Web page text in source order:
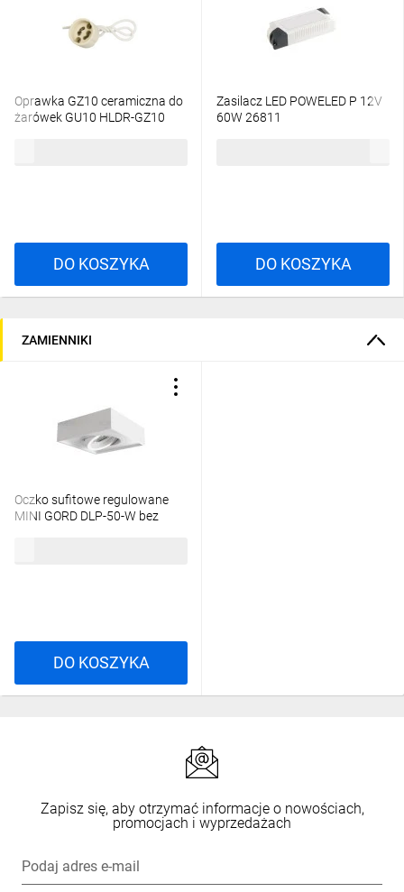
Oprawka GZ10 ceramiczna do
żarówek GU10 HLDR-GZ10
DO KOSZYKA
Zasilacz LED POWELED P 12V
60W 26811
DO KOSZYKA
ZAMIENNIKI
Oczko sufitowe regulowane
MINI GORD DLP-50-W bez
DO KOSZYKA
Zapisz się, aby otrzymać informacje o nowościach,
promocjach i wyprzedażach
Podaj adres e-mail